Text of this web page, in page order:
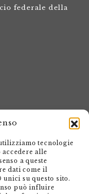
tecnologie
alle
a queste
dati come il
su questo sito.
può influire
federale della